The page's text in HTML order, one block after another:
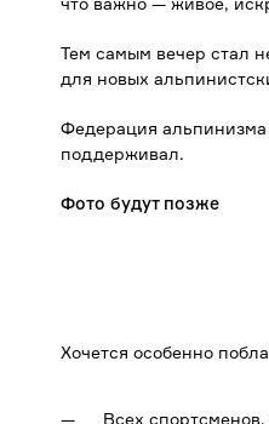
Тем самым вечер стал
для новых
Федерация альпинизма
поддерживал.
Фото будут позже
Хочется особенно
Всех